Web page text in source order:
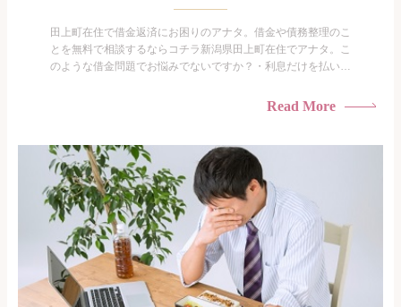
田上町在住で借金返済にお困りのアナタ。借金や債務整理のこ
とを無料で相談するならコチラ新潟県田上町在住でアナタ。こ
のような借金問題でお悩みでないですか？・利息だけを払い続
られたくない・借金の催促、取り立てで憂鬱になる。・闇金に
がありま...
Read More